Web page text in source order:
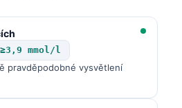
mmol/l
pravděpodobné vysvětlení